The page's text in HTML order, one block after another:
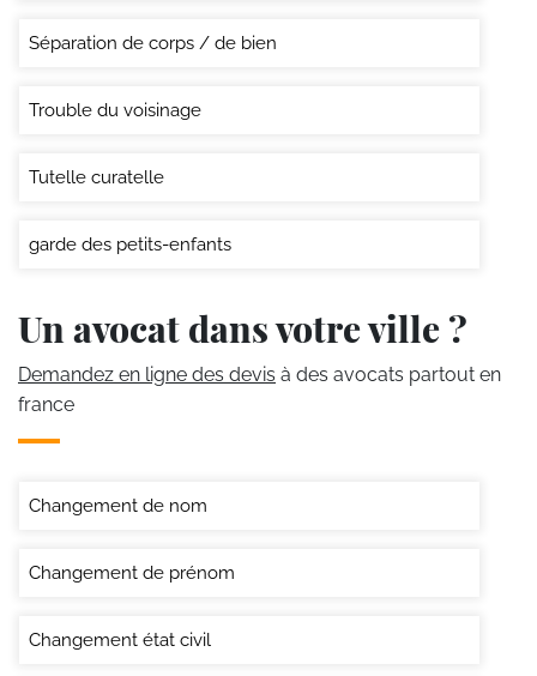
Séparation de corps / de bien
Trouble du voisinage
Tutelle curatelle
garde des petits-enfants
Un avocat dans votre ville ?
Demandez en ligne des devis à des avocats partout en
france
Changement de nom
Changement de prénom
Changement état civil